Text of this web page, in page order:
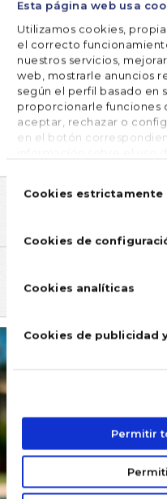
Esta página web usa
Utilizamos cookies,
el correcto
nuestros servicios,
web, mostrarle anuncios
según el perfil basado en
proporcionarle funciones
aceptar, rechazar o
en el botón
deCookies estrictamente
Cookies de
Cookies analíticas
Cookies de publicidad
Permitir

SÍGUENOS
TAMBIÉN TE PUEDE
el
de